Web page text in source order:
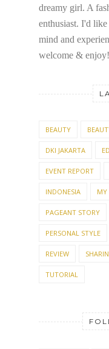
dreamy girl. A
enthusiast. I'd
mind and
welcome & enjoy!
BEAUTY
DKI JAKARTA
EVENT REPORT
INDONESIA MY
PAGEANT STORY
PERSONAL STYLE
REVIEW
TUTORIAL